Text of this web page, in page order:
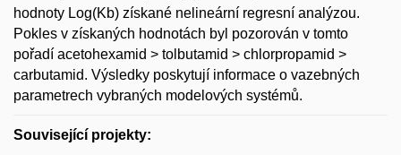
hodnoty Log(Kb) získané nelineární regresní analýzou.
Pokles v získaných hodnotách byl pozorován v tomto
pořadí acetohexamid > tolbutamid > chlorpropamid >
carbutamid. Výsledky poskytují informace o vazebných
parametrech vybraných modelových systémů.
Související projekty: